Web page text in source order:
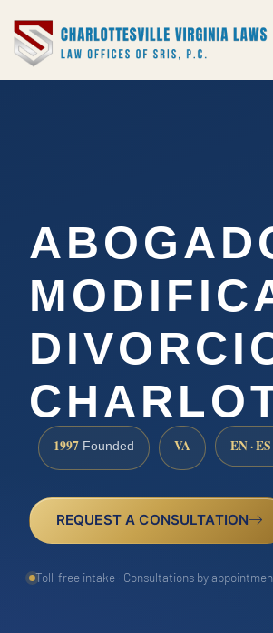
1997 Founded VA EN · ES
REQUEST A CONSULTATION
Toll-free intake · Consultations by